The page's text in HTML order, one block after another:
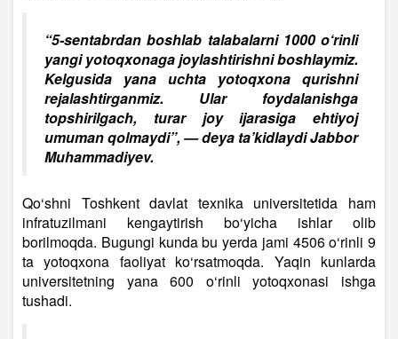
“5-sentabrdan boshlab talabalarni 1000 o‘rinli
yangi yotoqxonaga joylashtirishni boshlaymiz.
Kelgusida yana uchta yotoqxona qurishni
rejalashtirganmiz. Ular foydalanishga
topshirilgach, turar joy ijarasiga ehtiyoj
umuman qolmaydi”, — deya ta’kidlaydi Jabbor
Muhammadiyev.
Qo‘shni Toshkent davlat texnika universitetida ham
infratuzilmani kengaytirish bo‘yicha ishlar olib
borilmoqda. Bugungi kunda bu yerda jami 4506 o‘rinli 9
ta yotoqxona faoliyat ko‘rsatmoqda. Yaqin kunlarda
universitetning yana 600 o‘rinli yotoqxonasi ishga
tushadi.